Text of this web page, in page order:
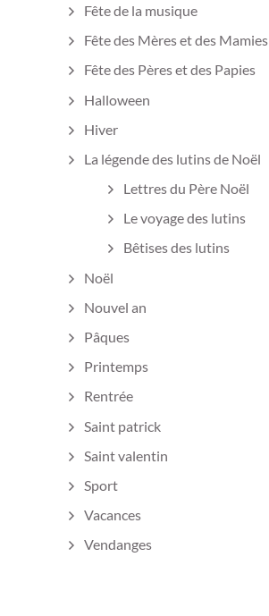
Fête de la musique
Fête des Mères et des Mamies
Fête des Pères et des Papies
Halloween
Hiver
La légende des lutins de Noël
Lettres du Père Noël
Le voyage des lutins
Bêtises des lutins
Noël
Nouvel an
Pâques
Printemps
Rentrée
Saint patrick
Saint valentin
Sport
Vacances
Vendanges